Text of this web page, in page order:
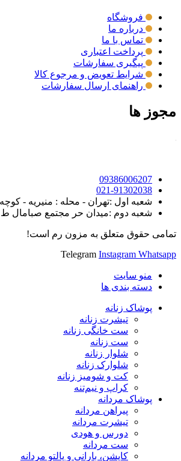
فروشگاه
درباره ما
تماس با ما
پرداخت اعتباری
پیگیری سفارشات
شرایط تعویض و مرجوع کالا
راهنمای ارسال سفارشات
مجوز ها
09386006207
021-91302038
شعبه اول :تهران - محله : منیریه - کوچه
شعبه دوم :میدان حر مجتمع صبامال ط
تمامی حقوق متعلق به مزون رم است!
Telegram Instagram Whatsapp
منو سایت
دسته بندی ها
پوشاک زنانه
تیشرت زنانه
ست خانگی زنانه
ست زنانه
شلوار زنانه
شلوارک زنانه
کت و شومیز زنانه
کراپ و نیم‌تنه
پوشاک مردانه
پیراهن مردانه
تیشرت مردانه
دورس و هودی
ست مردانه
کاپشن، بارانی و پالتو مردانه